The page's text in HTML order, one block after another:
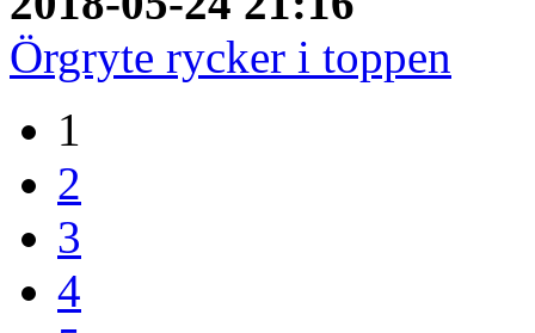
Örgryte rycker i toppen
1
2
3
4